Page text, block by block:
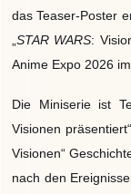
das Teaser-Poster
„STAR WARS:
Anime Expo 2026
Die Miniserie ist
Visionen
Visionen“
nach den